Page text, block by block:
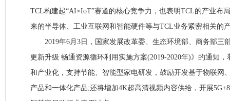
TCL构建起“AI×IoT”赛道的核心竞争力，也表明TCL的产业布
来的半导体、工业互联网和智能硬件等与TCL业务紧密相关的
2019年6月3日，国家发展改革委、生态环境部、商务部三
更新升级 畅通资源循环利用实施方案(2019-2020年)》的通知
和产业化，支持节能、智能型家电研发，鼓励开发基于物联网
产品和一体化产品;还将增加4K超高清视频内容供给，开展